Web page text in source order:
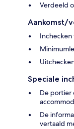
Verdeeld
Aankomst/
Inchecken
Speciale
De portier
De
vertaald